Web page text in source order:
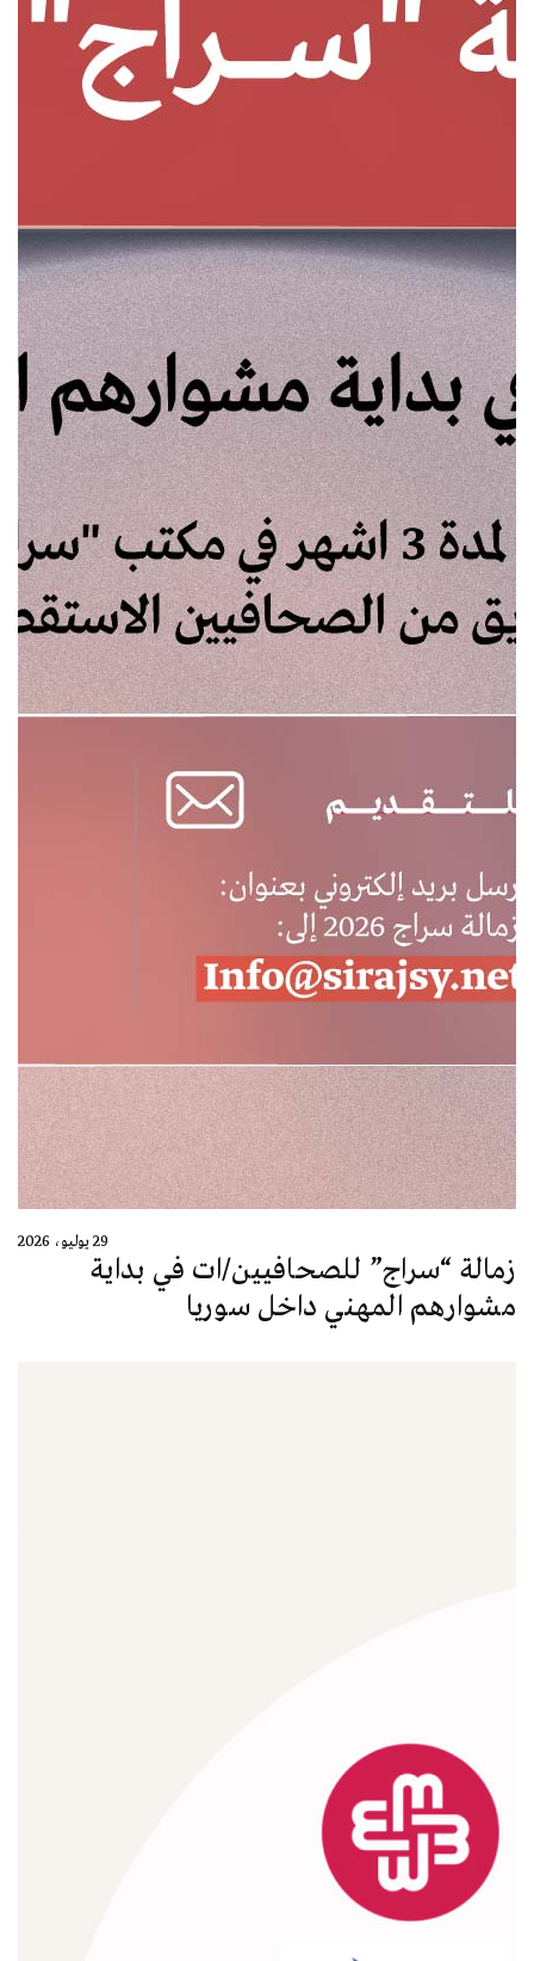
29 يوليو، 2026
زمالة “سراج” للصحافيين/ات في بداية
مشوارهم المهني داخل سوريا